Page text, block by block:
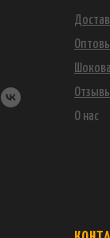
О нас